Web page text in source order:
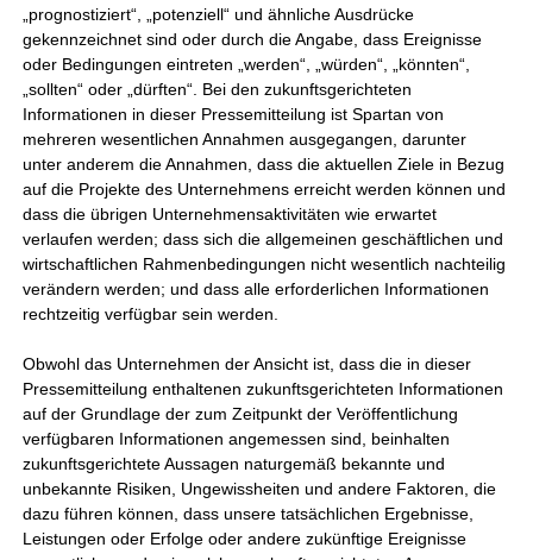
„prognostiziert“, „potenziell“ und ähnliche Ausdrücke
gekennzeichnet sind oder durch die Angabe, dass Ereignisse
oder Bedingungen eintreten „werden“, „würden“, „könnten“,
„sollten“ oder „dürften“. Bei den zukunftsgerichteten
Informationen in dieser Pressemitteilung ist Spartan von
mehreren wesentlichen Annahmen ausgegangen, darunter
unter anderem die Annahmen, dass die aktuellen Ziele in Bezug
auf die Projekte des Unternehmens erreicht werden können und
dass die übrigen Unternehmensaktivitäten wie erwartet
verlaufen werden; dass sich die allgemeinen geschäftlichen und
wirtschaftlichen Rahmenbedingungen nicht wesentlich nachteilig
verändern werden; und dass alle erforderlichen Informationen
rechtzeitig verfügbar sein werden.
Obwohl das Unternehmen der Ansicht ist, dass die in dieser
Pressemitteilung enthaltenen zukunftsgerichteten Informationen
auf der Grundlage der zum Zeitpunkt der Veröffentlichung
verfügbaren Informationen angemessen sind, beinhalten
zukunftsgerichtete Aussagen naturgemäß bekannte und
unbekannte Risiken, Ungewissheiten und andere Faktoren, die
dazu führen können, dass unsere tatsächlichen Ergebnisse,
Leistungen oder Erfolge oder andere zukünftige Ereignisse